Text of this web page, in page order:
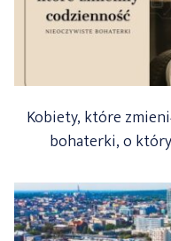
Kobiety, które
bohaterki, o